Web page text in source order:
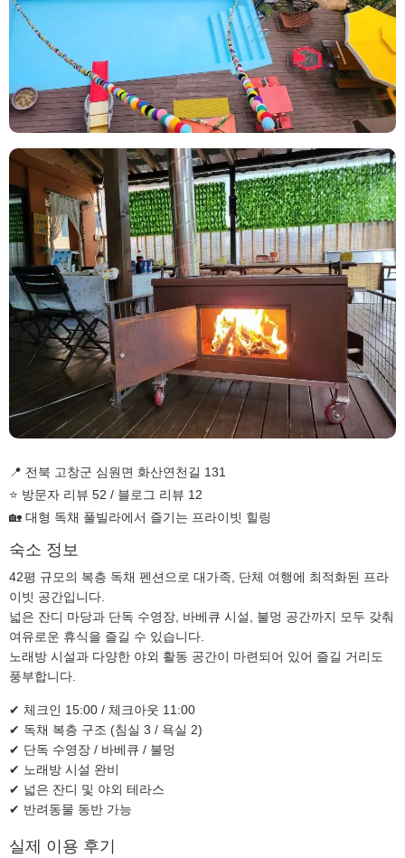
📍 전북 고창군 심원면 화산연천길 131
⭐ 방문자 리뷰 52 / 블로그 리뷰 12
🏡 대형 독채 풀빌라에서 즐기는 프라이빗 힐링
숙소 정보
42평 규모의 복층 독채 펜션으로 대가족, 단체 여행에 최적화된 프라
이빗 공간입니다.
넓은 잔디 마당과 단독 수영장, 바베큐 시설, 불멍 공간까지 모두 갖춰
여유로운 휴식을 즐길 수 있습니다.
노래방 시설과 다양한 야외 활동 공간이 마련되어 있어 즐길 거리도
풍부합니다.
✔ 체크인 15:00 / 체크아웃 11:00
✔ 독채 복층 구조 (침실 3 / 욕실 2)
✔ 단독 수영장 / 바베큐 / 불멍
✔ 노래방 시설 완비
✔ 넓은 잔디 및 야외 테라스
✔ 반려동물 동반 가능
실제 이용 후기